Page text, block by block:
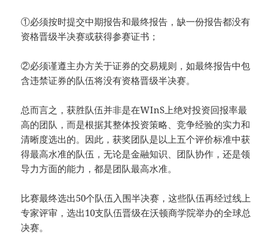
①必须按时提交中期报告和最终报告，缺一份报告都没有
资格晋级半决赛或获得参赛证书；
②必须谨遵主办方关于证券的交易规则，如最终报告中包
含违禁证券的队伍将没有资格晋级半决赛。
总而言之，获胜队伍并非是在WInS上绝对投资回报率最
高的团队，而是根据其整体投资策略、竞争经验的实力和
清晰度选出的。因此，获奖团队是以上五个评价标准中获
得最高水准的队伍，无论是金融知识、团队协作，还是领
导力方面的能力，都是团队最高水准。
比赛最终选出50个队伍入围半决赛，这些队伍再经过线上
专家评审，选出10支队伍晋级在沃顿商学院举办的全球总
决赛。